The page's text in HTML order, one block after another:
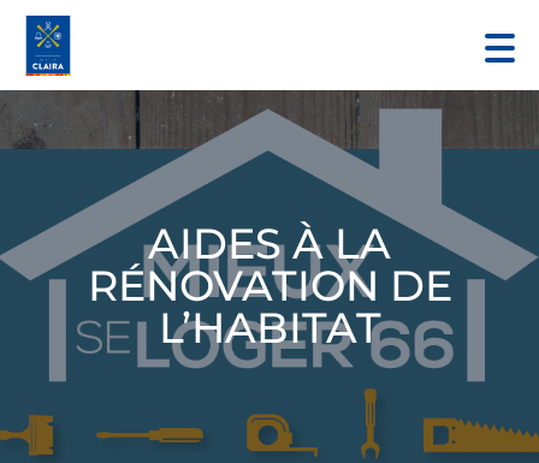
AIDES À LA
RÉNOVATION DE
L’HABITAT